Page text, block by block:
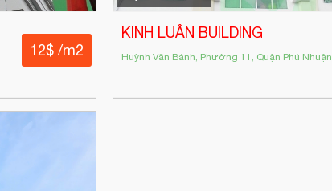
12$ /m2
KINH LUÂN BUILDING
Huỳnh Văn Bánh, Phường 11, Quận Phú Nhuận